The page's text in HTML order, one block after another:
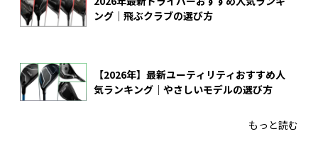
ング｜飛ぶクラブの選び方
【2026年】最新ユーティリティおすすめ人
気ランキング｜やさしいモデルの選び方
もっと読む